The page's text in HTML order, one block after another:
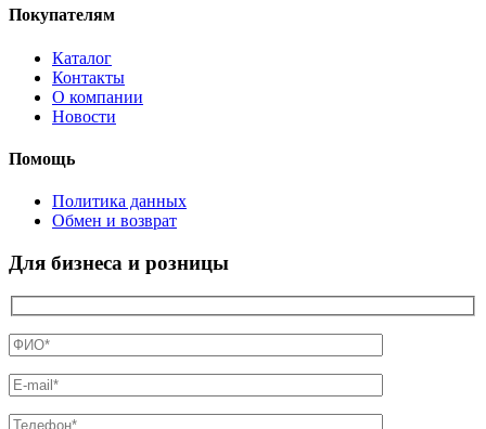
Покупателям
Каталог
Контакты
О компании
Новости
Помощь
Политика данных
Обмен и возврат
Для бизнеса и розницы